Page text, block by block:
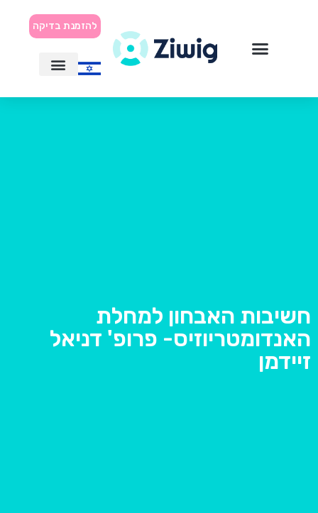
להזמנת בדיקה
חשיבות האבחון למחלת
האנדומטריוזיס- פרופ' דניאל
זיידמן